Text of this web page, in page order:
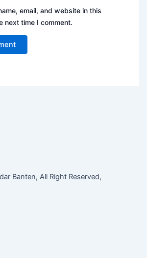
email, and website in this
next time I comment.
Banten, All Right Reserved,